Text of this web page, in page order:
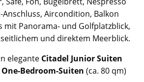
Aircondition, Balkon
mit Panorama- und Golfplatzblick,
und direktem Meerblick.
elegante Citadel Junior Suiten
One-Bedroom-Suiten (ca. 80 qm)